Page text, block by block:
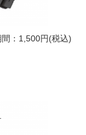
：1,500円(税込)